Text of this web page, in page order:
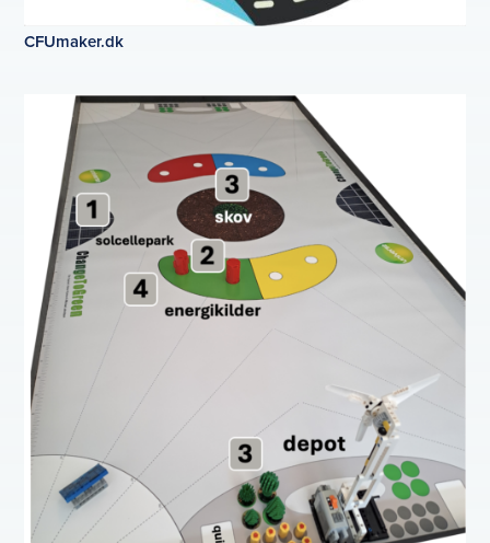
CFUmaker.dk